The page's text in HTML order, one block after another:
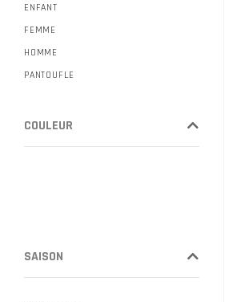
ENFANT
FEMME
HOMME
PANTOUFLE
COULEUR
SAISON